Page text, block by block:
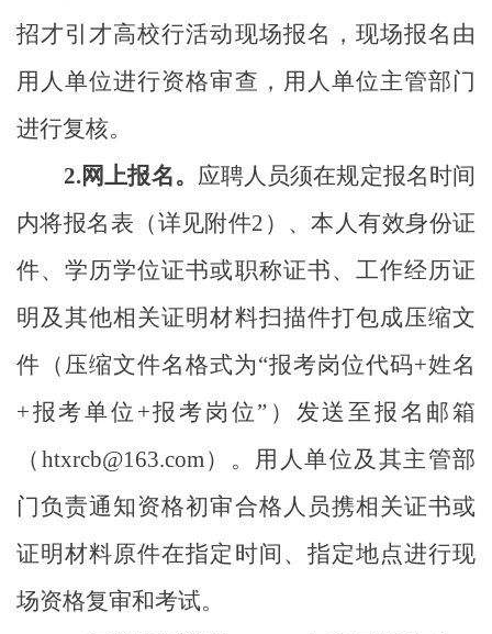
招才引才高校行活动现场报名，现场报名由
用人单位进行资格审查，用人单位主管部门
进行复核。
2.网上报名。 应聘人员须在规定报名时间
内将报名表（详见附件2 ）、本人有效身份证
件、学历学位证书或职称证书、工作经历证
明及其他相关证明材料扫描件打包成压缩文
件（压缩文件名格式为“报考岗位代码+姓名
+报考单位 +报考岗位”）发送至报名邮箱
（ htxrcb@163.com ）。用人单位及其主管部
门负责通知资格初审合格人员携相关证书或
证明材料原件在指定时间、指定地点进行现
场资格复审和考试。